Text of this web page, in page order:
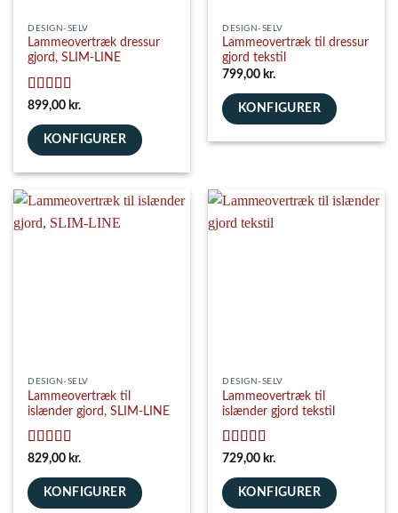
DESIGN-SELV
Lammeovertræk dressur
gjord, SLIM-LINE
Vurderet5
899,00 kr.
KONFIGURER
DESIGN-SELV
Lammeovertræk til dressur
gjord tekstil
799,00 kr.
KONFIGURER
DESIGN-SELV
Lammeovertræk til
islænder gjord, SLIM-LINE
Vurderet5
829,00 kr.
KONFIGURER
DESIGN-SELV
Lammeovertræk til
islænder gjord tekstil
Vurderet5
729,00 kr.
KONFIGURER